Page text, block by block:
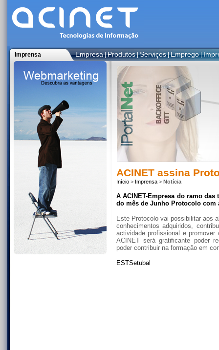
Imprensa Empresa|Produtos|Serviços|Emprego|
ACINET assina
Início > Imprensa > Notícia
A ACINET-Empresa do ramo
do mês de Junho Protocolo com
Este Protocolo vai possibilitar aos
conhecimentos adquiridos,
actividade profissional e
ACINET será gratificante poder
poder contribuir na formação em
ESTSetubal